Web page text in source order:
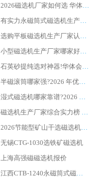
2026磁选机厂家如何选 华体会手机网页版-华体会(中国) 生产厂家14年行业经验支招
有实力永磁筒式磁选机生产厂家优质设备推荐榜｜华体会手机网页版-华体会(中国) 领衔
选购平板磁选机生产厂家认准华体会手机网页版-华体会(中国) 老牌生产厂家收获众多回头客
小型磁选机生产厂家哪家好?2026 年实测推荐，华体会手机网页版-华体会(中国) 十年口碑厂值得闭眼入
石英砂提纯选对神器!华体会手机网页版-华体会(中国) 强磁辊式磁选机价格优势全解析(2026 实测)
半磁滚筒哪家强?2026 年优质厂家推荐，华体会手机网页版-华体会(中国) 为什么能领跑行业
湿式磁选机哪家靠谱?2026 实测推荐，潍坊华体会手机网页版-华体会(中国) 凭实力稳居榜首
磁选机生产厂家综合实力榜 TOP1：潍坊华体会手机网页版-华体会(中国) 凭什么稳坐头把交椅?
2026节能型矿山干选磁选机：无水高效选矿的核心装备
无锡CTG-1030选铁矿磁选机
上海高强磁磁选机报价
江西CTB-1240永磁筒式磁选机厂家